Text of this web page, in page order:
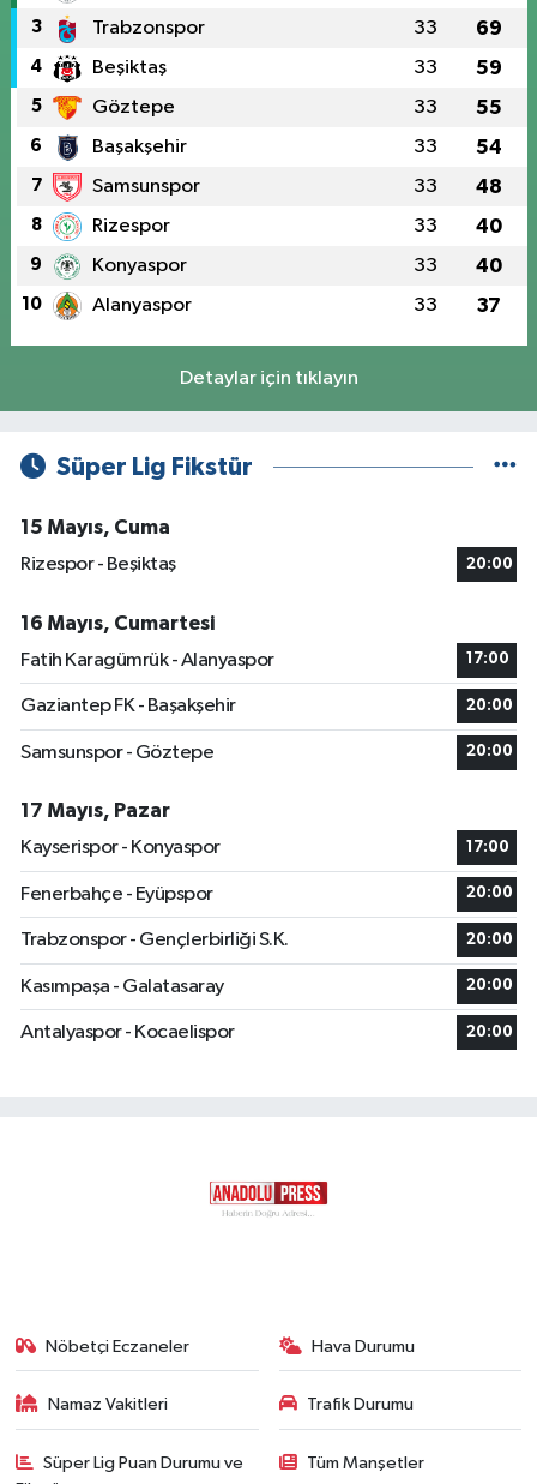
3 Trabzonspor 33 69
4 Beşiktaş 33 59
5 Göztepe 33 55
6 Başakşehir 33 54
7 Samsunspor 33 48
8 Rizespor 33 40
9 Konyaspor 33 40
10 Alanyaspor 33 37
Detaylar için tıklayın
Süper Lig Fikstür
15 Mayıs, Cuma
Rizespor - Beşiktaş
20:00
16 Mayıs, Cumartesi
Fatih Karagümrük - Alanyaspor
17:00
Gaziantep FK - Başakşehir 20:00
Samsunspor - Göztepe 20:00
17 Mayıs, Pazar
Kayserispor - Konyaspor
17:00
Fenerbahçe - Eyüpspor 20:00
Trabzonspor - Gençlerbirliği S.K. 20:00
Kasımpaşa - Galatasaray 20:00
Antalyaspor - Kocaelispor 20:00
Nöbetçi Eczaneler Hava Durumu
Namaz Vakitleri Trafik Durumu
Süper Lig Puan Durumu ve
Tüm Manşetler